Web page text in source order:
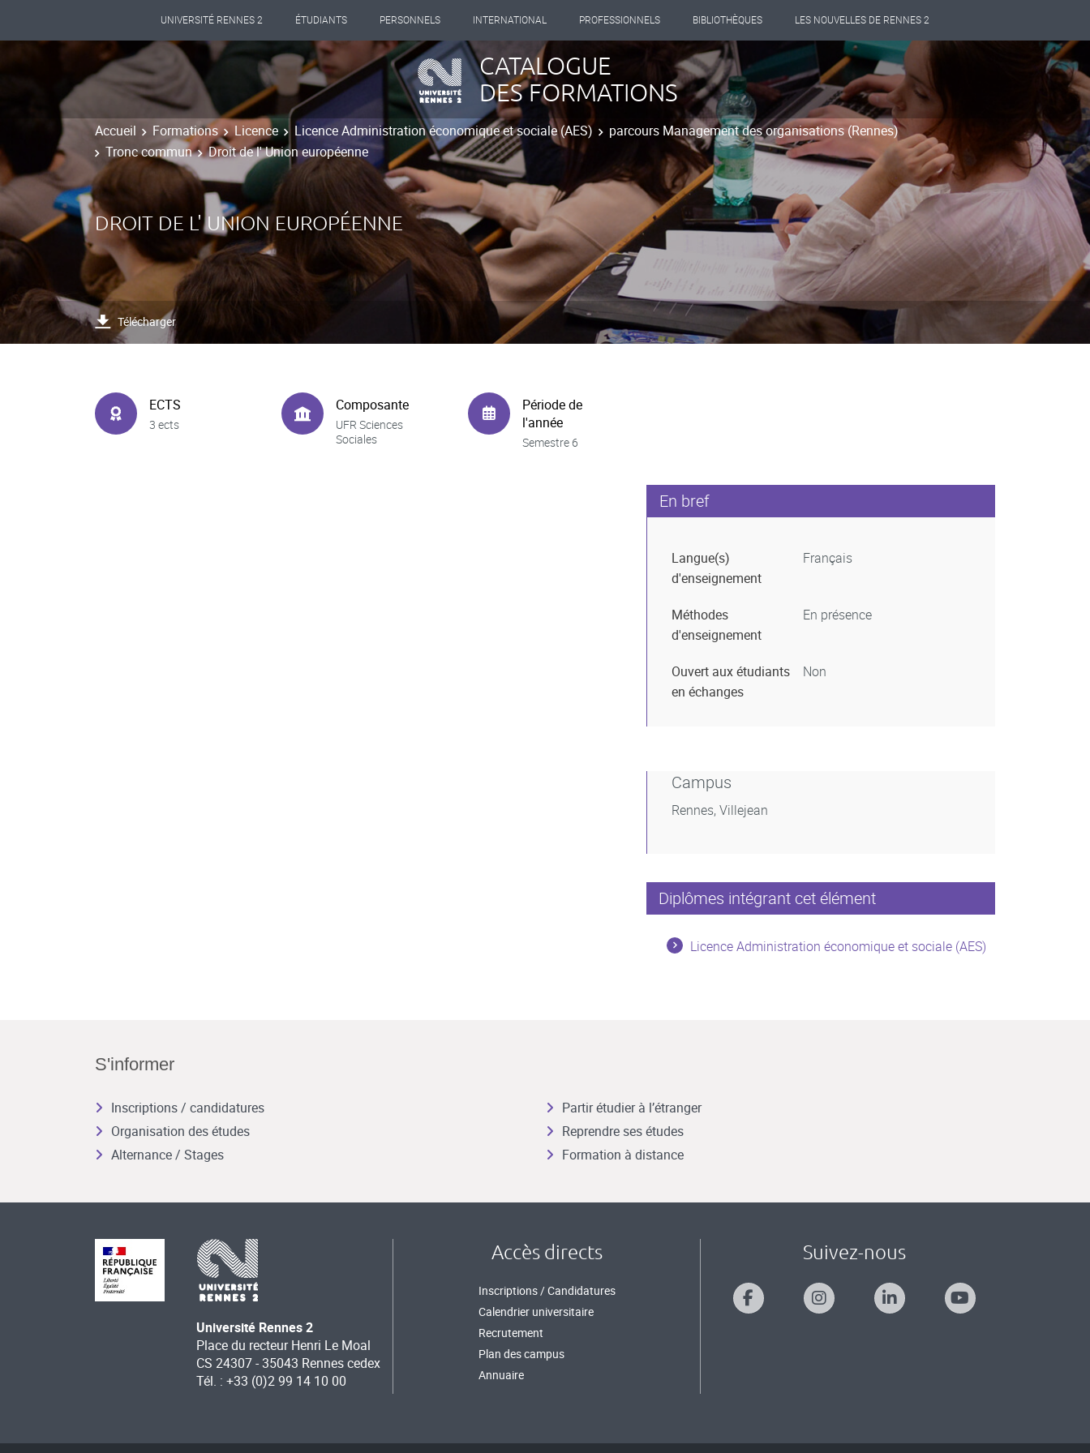
UNIVERSITÉ RENNES 2 ÉTUDIANTS PERSONNELS INTERNATIONAL PROFESSIONNELS BIBLIOTHÈQUES LES NOUVELLES DE RENNES 2
CATALOGUE
DES FORMATIONS
Accueil Formations Licence Licence Administration économique et sociale (AES)
parcours Management des organisations (Rennes)
Tronc commun
Droit de l' Union européenne
DROIT DE L' UNION EUROPÉENNE
Télécharger
ECTS
3 ects
Composante
UFR Sciences
Sociales
Période de
l'année
Semestre 6
En bref
Langue(s)
d'enseignement
Français
Méthodes
d'enseignement
En présence
Ouvert aux étudiants
en échanges
Non
Campus
Rennes, Villejean
Diplômes intégrant cet élément
Licence Administration économique et sociale (AES)
S'informer
Inscriptions / candidatures
Organisation des études
Alternance / Stages
Partir étudier à l’étranger
Reprendre ses études
Formation à distance
Université Rennes 2
Place du recteur Henri Le Moal
CS 24307 - 35043 Rennes cedex
Tél. : +33 (0)2 99 14 10 00
Accès directs
Inscriptions / Candidatures
Calendrier universitaire
Recrutement
Plan des campus
Annuaire
Suivez-nous